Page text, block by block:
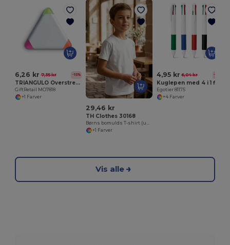
6,26 kr 7,35 kr -15%
TRIANGULO Overstregsningtush triangulær
GiftRetail MO7818
+1 Farver
29,46 kr
TH Clothes 30168
+1 Farver
4,95 kr 6,04 kr -18%
Egotier 81175
+4 Farver
Vis alle